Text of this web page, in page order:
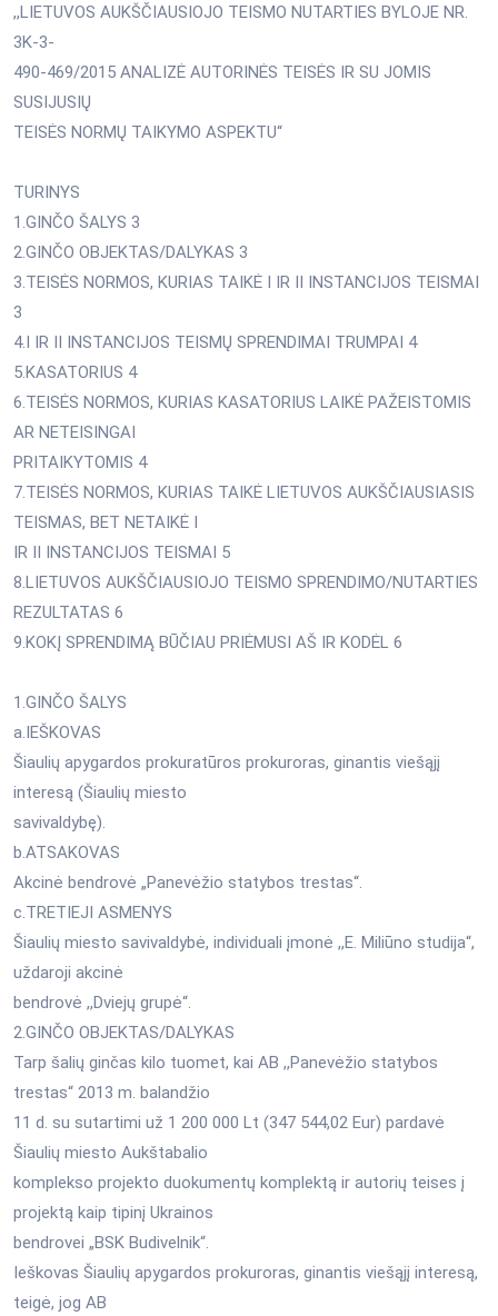
,,LIETUVOS AUKŠČIAUSIOJO TEISMO NUTARTIES BYLOJE NR.
3K-3-
490-469/2015 ANALIZĖ AUTORINĖS TEISĖS IR SU JOMIS
SUSIJUSIŲ
TEISĖS NORMŲ TAIKYMO ASPEKTU“
TURINYS
1.GINČO ŠALYS 3
2.GINČO OBJEKTAS/DALYKAS 3
3.TEISĖS NORMOS, KURIAS TAIKĖ I IR II INSTANCIJOS TEISMAI
3
4.I IR II INSTANCIJOS TEISMŲ SPRENDIMAI TRUMPAI 4
5.KASATORIUS 4
6.TEISĖS NORMOS, KURIAS KASATORIUS LAIKĖ PAŽEISTOMIS
AR NETEISINGAI
PRITAIKYTOMIS 4
7.TEISĖS NORMOS, KURIAS TAIKĖ LIETUVOS AUKŠČIAUSIASIS
TEISMAS, BET NETAIKĖ I
IR II INSTANCIJOS TEISMAI 5
8.LIETUVOS AUKŠČIAUSIOJO TEISMO SPRENDIMO/NUTARTIES
REZULTATAS 6
9.KOKĮ SPRENDIMĄ BŪČIAU PRIĖMUSI AŠ IR KODĖL 6
1.GINČO ŠALYS
a.IEŠKOVAS
Šiaulių apygardos prokuratūros prokuroras, ginantis viešąjį
interesą (Šiaulių miesto
savivaldybę).
b.ATSAKOVAS
Akcinė bendrovė „Panevėžio statybos trestas“.
c.TRETIEJI ASMENYS
Šiaulių miesto savivaldybė, individuali įmonė ,,E. Miliūno studija“,
uždaroji akcinė
bendrovė ,,Dviejų grupė“.
2.GINČO OBJEKTAS/DALYKAS
Tarp šalių ginčas kilo tuomet, kai AB ,,Panevėžio statybos
trestas“ 2013 m. balandžio
11 d. su sutartimi už 1 200 000 Lt (347 544,02 Eur) pardavė
Šiaulių miesto Aukštabalio
komplekso projekto duokumentų komplektą ir autorių teises į
projektą kaip tipinį Ukrainos
bendrovei „BSK Budivelnik“.
Ieškovas Šiaulių apygardos prokuroras, ginantis viešąjį interesą,
teigė, jog AB